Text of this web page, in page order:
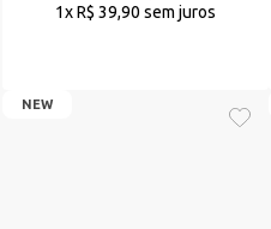
1xR$ 39,90 sem juros
NEW